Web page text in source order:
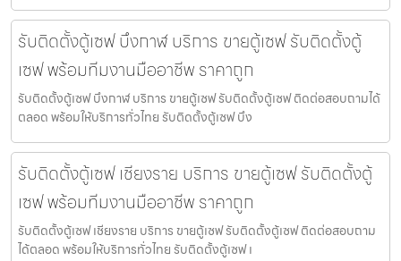
รับติดตั้งตู้เซฟ บึงกาฬ บริการ ขายตู้เซฟ รับติดตั้งตู้
เซฟ พร้อมทีมงานมืออาชีพ ราคาถูก
รับติดตั้งตู้เซฟ บึงกาฬ บริการ ขายตู้เซฟ รับติดตั้งตู้เซฟ ติดต่อสอบถามได้
ตลอด พร้อมให้บริการทั่วไทย รับติดตั้งตู้เซฟ บึง
รับติดตั้งตู้เซฟ เชียงราย บริการ ขายตู้เซฟ รับติดตั้งตู้
เซฟ พร้อมทีมงานมืออาชีพ ราคาถูก
รับติดตั้งตู้เซฟ เชียงราย บริการ ขายตู้เซฟ รับติดตั้งตู้เซฟ ติดต่อสอบถาม
ได้ตลอด พร้อมให้บริการทั่วไทย รับติดตั้งตู้เซฟ เ